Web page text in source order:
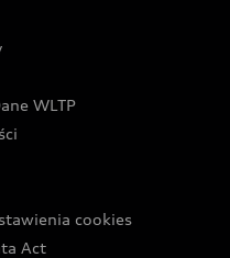
Audi
w Warszawie
Narciarskich w
WLTP
cookies
Act